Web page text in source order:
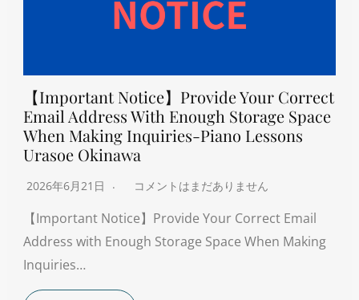
【Important Notice】Provide Your Correct
Email Address With Enough Storage Space
When Making Inquiries-Piano Lessons
Urasoe Okinawa
2026年6月21日 コメントはまだありません
【Important Notice】Provide Your Correct Email
Address with Enough Storage Space When Making
Inquiries…